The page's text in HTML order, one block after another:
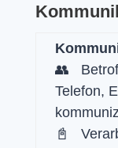
👥
Telefon,
📓